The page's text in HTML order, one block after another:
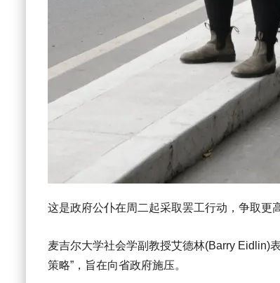
这是政府公仆在周二起采取罢工行动，争取更
麦吉尔大学社会学副教授艾德林(Barry Eidlin)
策略”，旨在向省政府施压。